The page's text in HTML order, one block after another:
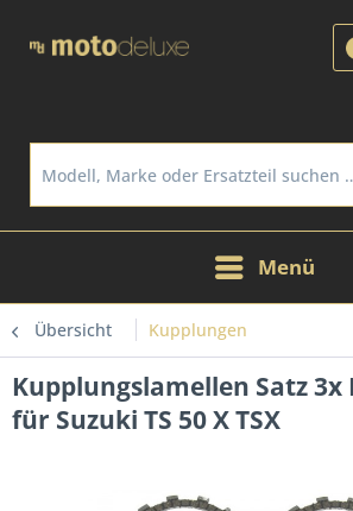
Menü
Übersicht Kupplungen
Kupplungslamellen Satz 3x
für Suzuki TS 50 X TSX